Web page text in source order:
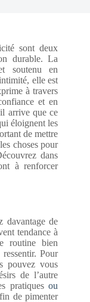
sont deux
durable. La
soutenu en
elle est
à travers
et en
arrive que ce
éloignent les
de mettre
choses pour
dans
à renforcer
davantage de
tendance à
routine bien
Pour
pouvez vous
de l’autre
pratiquesou
de pimenter